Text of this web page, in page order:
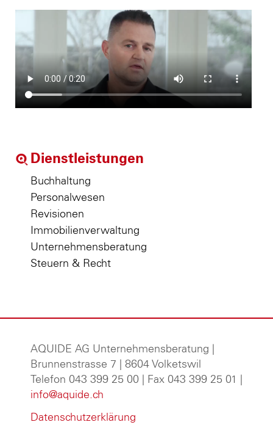
Dienstleistungen
Buchhaltung
Personalwesen
Revisionen
Immobilienverwaltung
Unternehmensberatung
Steuern & Recht
AQUIDE AG Unternehmensberatung
Brunnenstrasse 7 | 8604 Volketswil
Telefon 043 399 25 00 | Fax 043 399 25 01 |
info@aquide.ch
Datenschutzerklärung